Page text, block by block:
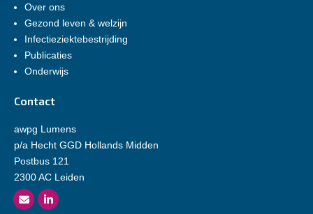
Over ons
Gezond leven & welzijn
Infectieziektebestrijding
Publicaties
Onderwijs
Contact
awpg Lumens
p/a Hecht GGD Hollands Midden
Postbus 121
2300 AC Leiden